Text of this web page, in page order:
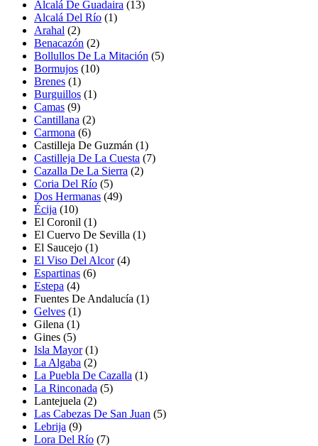
Alcalá De Guadaira (13)
Alcalá Del Río (1)
Arahal (2)
Benacazón (2)
Bollullos De La Mitación (5)
Bormujos (10)
Brenes (1)
Burguillos (1)
Camas (9)
Cantillana (2)
Carmona (6)
Castilleja De Guzmán (1)
Castilleja De La Cuesta (7)
Cazalla De La Sierra (2)
Coria Del Río (5)
Dos Hermanas (49)
Écija (10)
El Coronil (1)
El Cuervo De Sevilla (1)
El Saucejo (1)
El Viso Del Alcor(4)
Espartinas (6)
Estepa (4)
Fuentes De Andalucía (1)
Gelves (1)
Gilena (1)
Gines (5)
Isla Mayor(1)
La Algaba (2)
La Puebla De Cazalla (1)
La Rinconada (5)
Lantejuela (2)
Las Cabezas De San Juan (5)
Lebrija (9)
Lora Del Río (7)